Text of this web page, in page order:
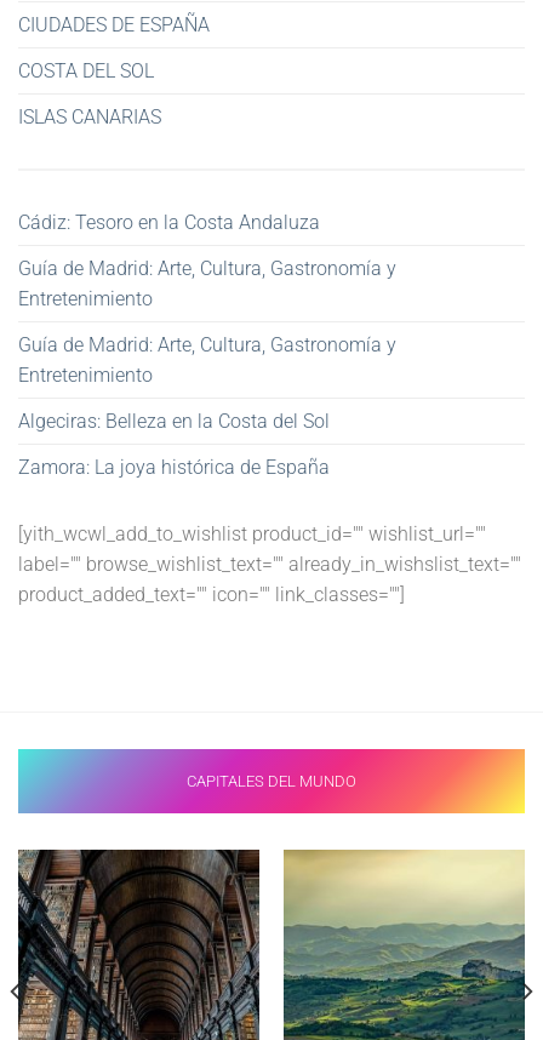
CIUDADES DE ESPAÑA
COSTA DEL SOL
ISLAS CANARIAS
Cádiz: Tesoro en la Costa Andaluza
Guía de Madrid: Arte, Cultura, Gastronomía y
Entretenimiento
Guía de Madrid: Arte, Cultura, Gastronomía y
Entretenimiento
Algeciras: Belleza en la Costa del Sol
Zamora: La joya histórica de España
[yith_wcwl_add_to_wishlist product_id="" wishlist_url=""
label="" browse_wishlist_text="" already_in_wishslist_text=""
product_added_text="" icon="" link_classes=""]
CAPITALES DEL MUNDO